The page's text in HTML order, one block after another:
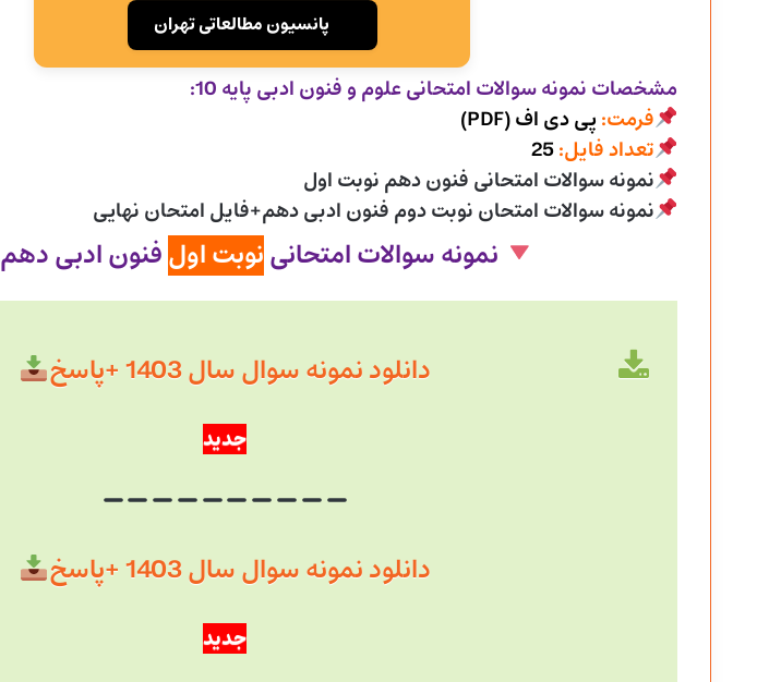
پانسیون مطالعاتی تهران
مشخصات نمونه سوالات امتحانیعلوم و فنون ادبی پایه 10:
فرمت: پی دی اف (PDF)
تعداد فایل:25
نمونه سوالات امتحانی فنون دهم نوبت اول
نمونه سوالات امتحان نوبت دوم فنون ادبی دهم+فایل امتحان نهایی
نمونه سوالات امتحانینوبت اولفنون ادبی دهم
دانلود نمونه سوال سال 1403 +پاسخ
جدید
دانلود نمونه سوال سال 1403 +پاسخ
جدید